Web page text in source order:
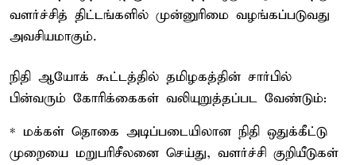
வளர்ச்சித் திட்டங்களில் முன்னுரிமை வழங்கப்படுவது
அவசியமாகும்.
நிதி ஆயோக் கூட்டத்தில் தமிழகத்தின் சார்பில்
பின்வரும் கோரிக்கைகள் வலியுறுத்தப்பட வேண்டும்:
* மக்கள் தொகை அடிப்படையிலான நிதி ஒதுக்கீட்டு
முறையை மறுபரிசீலனை செய்து, வளர்ச்சி குறியீடுகள்